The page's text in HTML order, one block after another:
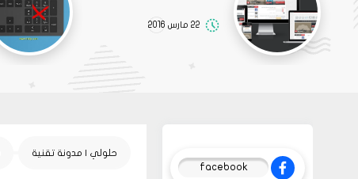
22 مارس 2016
حلولي | مدونة تقنية
facebook